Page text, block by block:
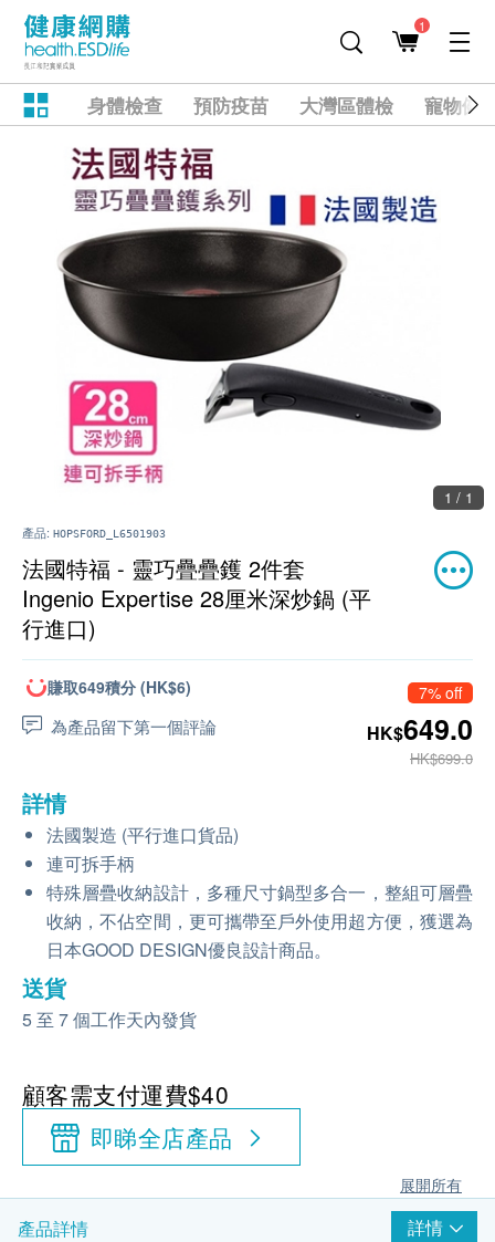
1
身體檢查 預防疫苗 大灣區體檢 寵物健
1 / 1
產品: HOPSFORD_L6501903
法國特福 - 靈巧疊疊鑊 2件套
Ingenio Expertise 28厘米深炒鍋 (平
行進口)
賺取649積分 (HK$6)
為產品留下第一個評論
7% off
HK$649.0
HK$699.0
詳情
法國製造 (平行進口貨品)
連可拆手柄
特殊層疊收納設計，多種尺寸鍋型多合一，整組可層疊
收納，不佔空間，更可攜帶至戶外使用超方便，獲選為
日本GOOD DESIGN優良設計商品。
送貨
5 至 7 個工作天內發貨
顧客需支付運費$40
即睇全店產品
展開所有
產品詳情 詳情